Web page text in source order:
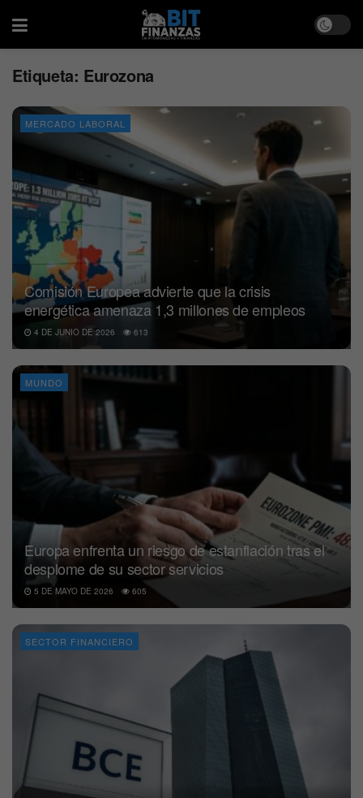
Etiqueta: Eurozona
MERCADO LABORAL
Comisión Europea advierte que la crisis
energética amenaza 1,3 millones de empleos
4 DE JUNIO DE 2026 613
MUNDO
Europa enfrenta un riesgo de estanflación tras el
desplome de su sector servicios
5 DE MAYO DE 2026 605
SECTOR FINANCIERO